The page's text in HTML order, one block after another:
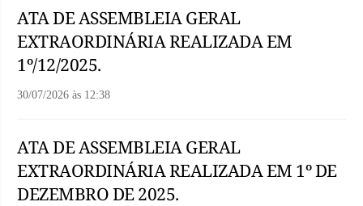
ATA DE ASSEMBLEIA GERAL
EXTRAORDINÁRIA REALIZADA EM
1º/12/2025.
30/07/2026 às 12:38
ATA DE ASSEMBLEIA GERAL
EXTRAORDINÁRIA REALIZADA EM 1º DE
DEZEMBRO DE 2025.